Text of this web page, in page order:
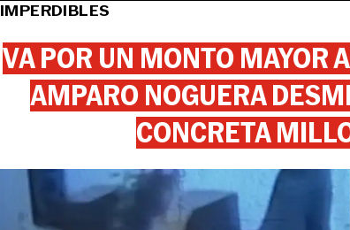
IMPERDIBLES
VA POR UN MONTO MAYOR
AMPARO NOGUERA
CONCRETA